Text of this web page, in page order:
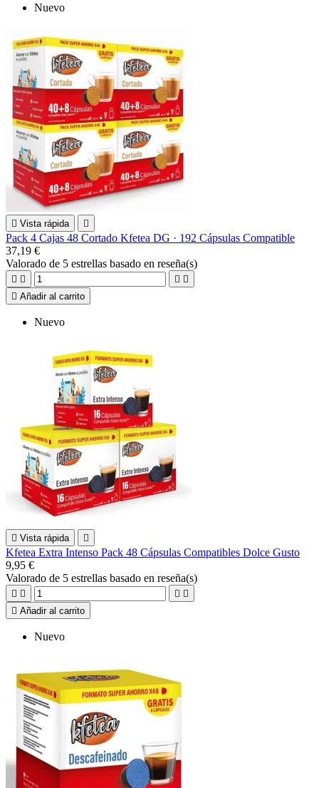
Nuevo
 Vista rápida 
Pack 4 Cajas 48 Cortado Kfetea DG · 192 Cápsulas Compatible
37,19 €
Valorado de 5 estrellas basado en reseña(s)
   
 Añadir al carrito
Nuevo
 Vista rápida 
Kfetea Extra Intenso Pack 48 Cápsulas Compatibles Dolce Gusto
9,95 €
Valorado de 5 estrellas basado en reseña(s)
   
 Añadir al carrito
Nuevo